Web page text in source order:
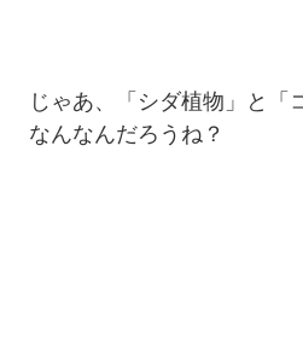
じゃあ、「シダ植物」と「
なんなんだろうね？